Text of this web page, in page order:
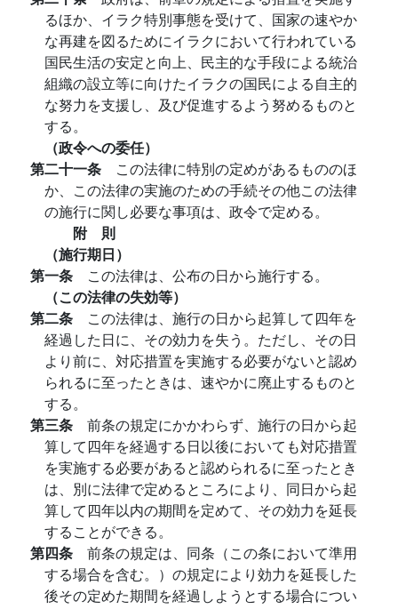
るほか、イラク特別事態を受けて、国家の速やか
な再建を図るためにイラクにおいて行われている
国民生活の安定と向上、民主的な手段による統治
組織の設立等に向けたイラクの国民による自主的
な努力を支援し、及び促進するよう努めるものと
する。
（政令への委任）
第二十一条 この法律に特別の定めがあるもののほ
か、この法律の実施のための手続その他この法律
の施行に関し必要な事項は、政令で定める。
附 則
（施行期日）
第一条 この法律は、公布の日から施行する。
（この法律の失効等）
第二条 この法律は、施行の日から起算して四年を
経過した日に、その効力を失う。ただし、その日
より前に、対応措置を実施する必要がないと認め
られるに至ったときは、速やかに廃止するものと
する。
第三条 前条の規定にかかわらず、施行の日から起
算して四年を経過する日以後においても対応措置
を実施する必要があると認められるに至ったとき
は、別に法律で定めるところにより、同日から起
算して四年以内の期間を定めて、その効力を延長
することができる。
第四条 前条の規定は、同条（この条において準用
する場合を含む。）の規定により効力を延長した
後その定めた期間を経過しようとする場合につい